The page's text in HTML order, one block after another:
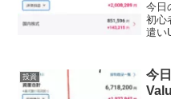
今日
初心
遣い
えて
る...
投資
今